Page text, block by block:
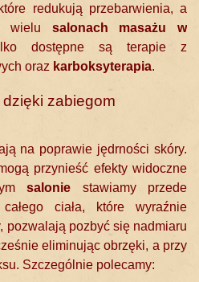
redukują przebarwienia, a
wielu salonach masażu w
dostępne są terapie z
oraz karboksyterapia.
zabiegom
na poprawie jędrności skóry.
przynieść efekty widoczne
salonie stawiamy przede
całego ciała, które wyraźnie
pozwalają pozbyć się nadmiaru
eliminując obrzęki, a przy
Szczególnie polecamy: